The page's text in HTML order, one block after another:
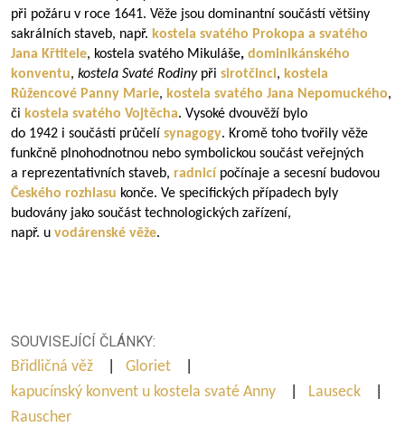
při požáru v roce 1641. Věže jsou dominantní součástí většiny
sakrálních staveb, např. kostela svatého Prokopa a svatého
Jana Křtitele, kostela svatého Mikuláše, dominikánského
konventu, kostela Svaté Rodiny při sirotčinci, kostela
Růžencové Panny Marie, kostela svatého Jana Nepomuckého,
či kostela svatého Vojtěcha. Vysoké dvouvěží bylo
do 1942 i součástí průčelí synagogy. Kromě toho tvořily věže
funkčně plnohodnotnou nebo symbolickou součást veřejných
a reprezentativních staveb, radnicí počínaje a secesní budovou
Českého rozhlasu konče. Ve specifických případech byly
budovány jako součást technologických zařízení,
např. u vodárenské věže.
SOUVISEJÍCÍ ČLÁNKY:
Břidličná věž
Gloriet
kapucínský konvent u kostela svaté Anny
Lauseck
Rauscher